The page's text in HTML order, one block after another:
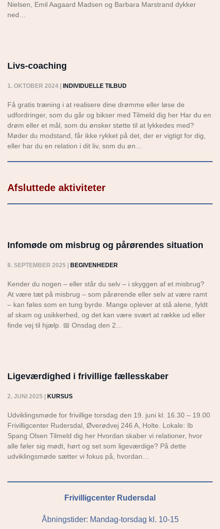
Nielsen, Emil Aagaard Madsen og Barbara Marstrand dykker
ned…
Livs-coaching
1. OKTOBER 2024 INDIVIDUELLE TILBUD
Få gratis træning i at realisere dine drømme eller løse de
udfordringer, som du går og bikser med Tilmeld dig her Har du en
drøm eller et mål, som du ønsker støtte til at lykkedes med?
Møder du modstand, får ikke rykket på det, der er vigtigt for dig,
eller har du en relation i dit liv, som du øn…
Afsluttede aktiviteter
Infomøde om misbrug og pårørendes situation
8. SEPTEMBER 2025 BEGIVENHEDER
Kender du nogen – eller står du selv – i skyggen af et misbrug?
At være tæt på misbrug – som pårørende eller selv at være ramt
– kan føles som en tung byrde. Mange oplever at stå alene, fyldt
af skam og usikkerhed, og det kan være svært at række ud eller
finde vej til hjælp. 📅 Onsdag den 2…
Ligeværdighed i frivillige fællesskaber
2. JUNI 2025 KURSUS
Udviklingsmøde for frivillige torsdag den 19. juni kl. 16.30 – 19.00
Frivilligcenter Rudersdal, Øverødvej 246 A, Holte. Lokale: Ib
Spang Olsen Tilmeld dig her Hvordan skaber vi relationer, hvor
alle føler sig mødt, hørt og set som ligeværdige? På dette
udviklingsmøde sætter vi fokus på, hvordan…
Frivilligcenter Rudersdal
Åbningstider: Mandag-torsdag kl. 10-15